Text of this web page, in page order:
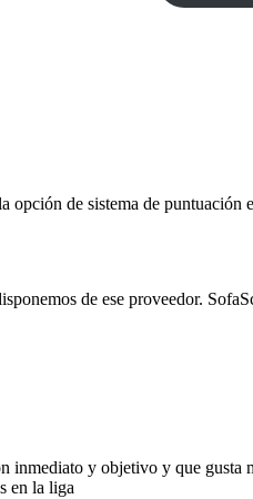
opción de sistema de puntuación
de ese proveedor.
inmediato y objetivo y que
en la liga